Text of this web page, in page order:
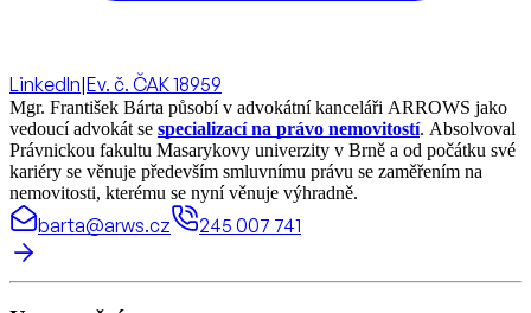
LinkedIn|Ev. č. ČAK 18959
Mgr. František Bárta působí v advokátní kanceláři ARROWS jako
vedoucí advokát se specializací na právo nemovitostí. Absolvoval
Právnickou fakultu Masarykovy univerzity v Brně a od počátku své
kariéry se věnuje především smluvnímu právu se zaměřením na
nemovitosti, kterému se nyní věnuje výhradně.
barta@arws.cz 245 007 741